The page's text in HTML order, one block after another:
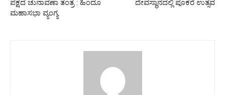
ಪಕ್ಷದ ಚುನಾವಣಾ ತಂತ್ರ : ಹಿಂದೂ
ಮಹಾಸಭಾ ವ್ಯಂಗ್ಯ
ದೇವಸ್ಥಾನದಲ್ಲಿ ಪೂಕರೆ ಉತ್ಸವ